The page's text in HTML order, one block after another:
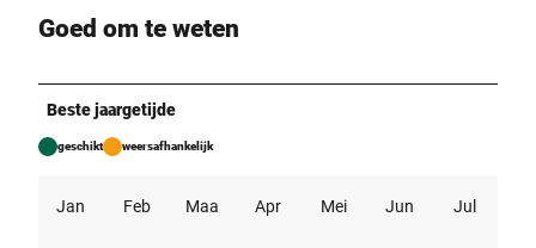
Goed om te weten
Beste jaargetijde
geschikt weersafhankelijk
Jan Feb Maa Apr Mei Jun Jul